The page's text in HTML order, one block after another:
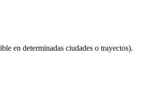
en determinadas ciudades o trayectos).